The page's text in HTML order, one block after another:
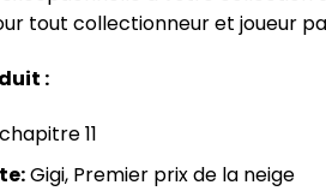
tout collectionneur et joueur
:
11
Gigi, Premier prix de la neige